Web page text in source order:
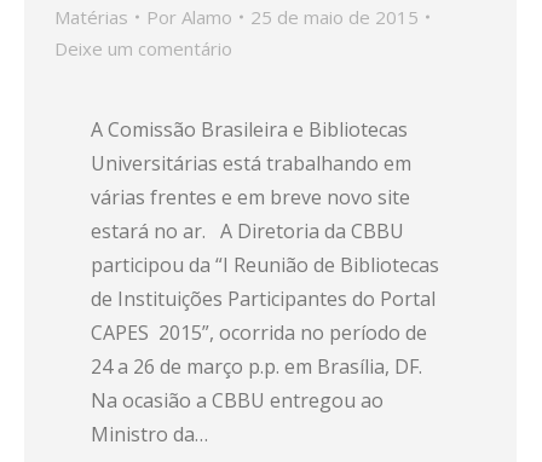
Matérias Por Alamo
25 de maio de 2015
Deixe um comentário
A Comissão Brasileira e Bibliotecas
Universitárias está trabalhando em
várias frentes e em breve novo site
estará no ar. A Diretoria da CBBU
participou da “I Reunião de Bibliotecas
de Instituições Participantes do Portal
CAPES 2015”, ocorrida no período de
24 a 26 de março p.p. em Brasília, DF.
Na ocasião a CBBU entregou ao
Ministro da…